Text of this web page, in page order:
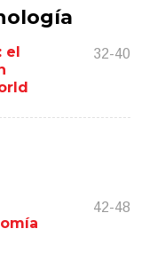
el
32-40
42-48